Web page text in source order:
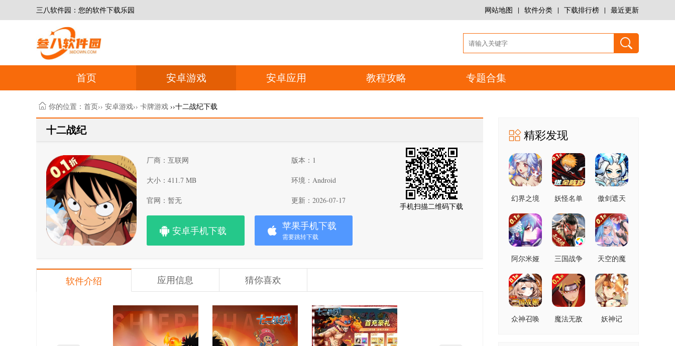
三八软件园：您的软件下载乐园 最近更新
下载排行榜 |
软件分类 |
网站地图 |
首页 安卓游戏 安卓应用 教程攻略 专题合集
你的位置： 首页›› 安卓游戏›› 卡牌游戏 ››十二战纪下载
十二战纪
安卓手机下载 苹果手机下载
需要跳转下载
厂商：互联网 版本：1
大小：411.7 MB 环境：Android
官网：暂无 更新：2026-07-17
手机扫描二维码下载
软件介绍 应用信息 猜你喜欢
精彩发现
幻界之境 妖怪名单
傲剑遮天
阿尔米娅
三国战争
天空的魔
众神召唤
魔法无敌
妖神记